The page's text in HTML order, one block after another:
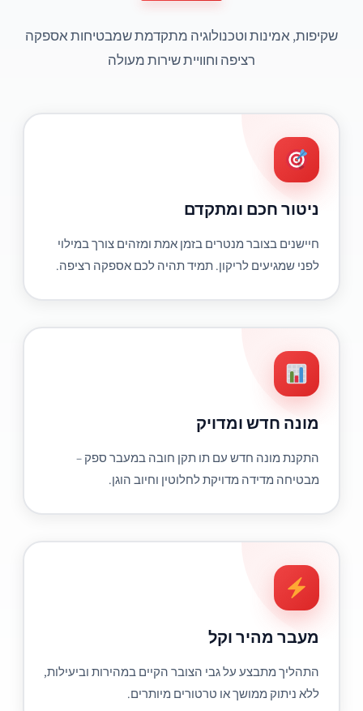
שקיפות, אמינות וטכנולוגיה מתקדמת שמבטיחות אספקה
רציפה וחוויית שירות מעולה
ניטור חכם ומתקדם
חיישנים בצובר מנטרים בזמן אמת ומזהים צורך במילוי
לפני שמגיעים לריקון. תמיד תהיה לכם אספקה רציפה.
מונה חדש ומדויק
התקנת מונה חדש עם תו תקן חובה במעבר ספק –
מבטיחה מדידה מדויקת לחלוטין וחיוב הוגן.
מעבר מהיר וקל
התהליך מתבצע על גבי הצובר הקיים במהירות וביעילות,
ללא ניתוק ממושך או טרטורים מיותרים.